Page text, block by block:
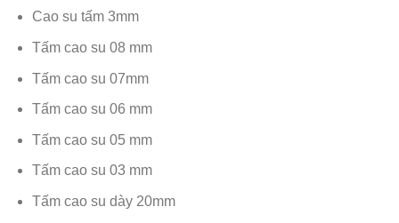
Cao su tấm 3mm
Tấm cao su 08 mm
Tấm cao su 07mm
Tấm cao su 06 mm
Tấm cao su 05 mm
Tấm cao su 03 mm
Tấm cao su dày 20mm